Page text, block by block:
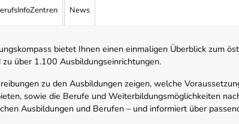
News
bietet Ihnen einen einmaligen Überblick zum
über 1.100 Ausbildungseinrichtungen.
zu den Ausbildungen zeigen, welche
sowie die Berufe und Weiterbildungsmöglichkeiten
Ausbildungen und Berufen – und informiert über